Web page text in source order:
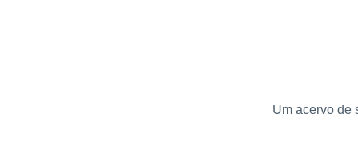
Um acervo de